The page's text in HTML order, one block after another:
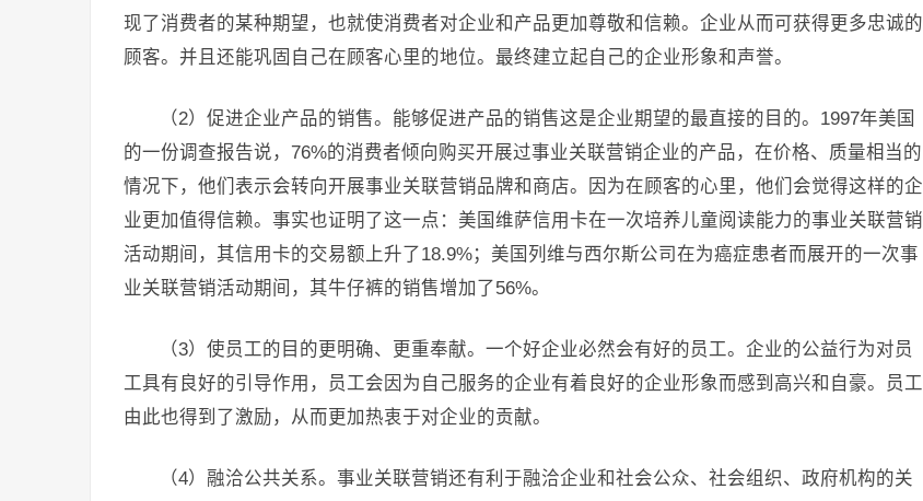
现了消费者的某种期望，也就使消费者对企业和产品更加尊敬和信赖。企业从而可获得更多忠诚的
顾客。并且还能巩固自己在顾客心里的地位。最终建立起自己的企业形象和声誉。
（2）促进企业产品的销售。能够促进产品的销售这是企业期望的最直接的目的。1997年美国
的一份调查报告说，76%的消费者倾向购买开展过事业关联营销企业的产品，在价格、质量相当的
情况下，他们表示会转向开展事业关联营销品牌和商店。因为在顾客的心里，他们会觉得这样的企
业更加值得信赖。事实也证明了这一点：美国维萨信用卡在一次培养儿童阅读能力的事业关联营销
活动期间，其信用卡的交易额上升了18.9%；美国列维与西尔斯公司在为癌症患者而展开的一次事
业关联营销活动期间，其牛仔裤的销售增加了56%。
（3）使员工的目的更明确、更重奉献。一个好企业必然会有好的员工。企业的公益行为对员
工具有良好的引导作用，员工会因为自己服务的企业有着良好的企业形象而感到高兴和自豪。员工
由此也得到了激励，从而更加热衷于对企业的贡献。
（4）融洽公共关系。事业关联营销还有利于融洽企业和社会公众、社会组织、政府机构的关